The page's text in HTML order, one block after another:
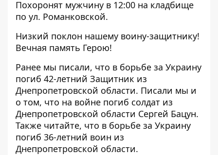
Похоронят мужчину в 12:00 на кладбище
по ул. Романковской.
Низкий поклон нашему воину-защитнику!
Вечная память Герою!
Ранее мы писали, что в борьбе за Украину
погиб 42-летний Защитник из
Днепропетровской области. Писали мы и
о том, что на войне погиб солдат из
Днепропетровской области Сергей Бацун.
Также читайте, что в борьбе за Украину
погиб 36-летний воин из
Днепропетровской области.